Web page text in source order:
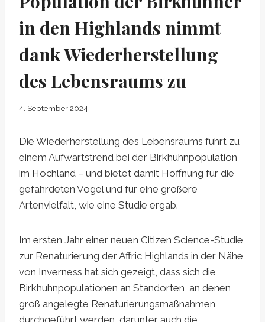
in den Highlands nimmt
dank Wiederherstellung
des Lebensraums zu
4. September 2024
Die Wiederherstellung des Lebensraums führt zu
einem Aufwärtstrend bei der Birkhuhnpopulation
im Hochland – und bietet damit Hoffnung für die
gefährdeten Vögel und für eine größere
Artenvielfalt, wie eine Studie ergab.
Im ersten Jahr einer neuen Citizen Science-Studie
zur Renaturierung der Affric Highlands in der Nähe
von Inverness hat sich gezeigt, dass sich die
Birkhuhnpopulationen an Standorten, an denen
groß angelegte Renaturierungsmaßnahmen